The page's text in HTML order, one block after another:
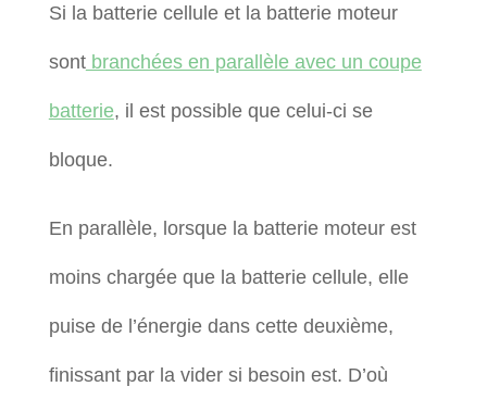
Si la batterie cellule et la batterie moteur
sontbranchées en parallèle avec un coupe
batterie, il est possible que celui-ci se
bloque.
En parallèle, lorsque la batterie moteur est
moins chargée que la batterie cellule, elle
puise de l’énergie dans cette deuxième,
finissant par la vider si besoin est. D’où